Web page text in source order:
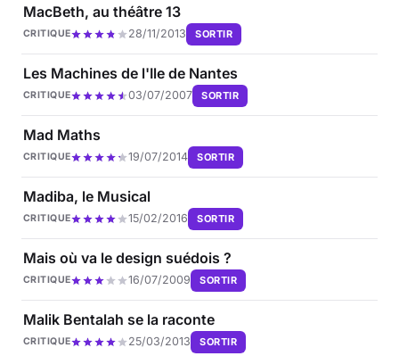
MacBeth, au théâtre 13
CRITIQUE 28/11/2013 SORTIR
Les Machines de l'Ile de Nantes
CRITIQUE 03/07/2007 SORTIR
Mad Maths
CRITIQUE 19/07/2014 SORTIR
Madiba, le Musical
CRITIQUE 15/02/2016 SORTIR
Mais où va le design suédois ?
CRITIQUE 16/07/2009 SORTIR
Malik Bentalah se la raconte
CRITIQUE 25/03/2013 SORTIR